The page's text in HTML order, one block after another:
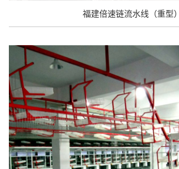
福建倍速链流水线（重型）